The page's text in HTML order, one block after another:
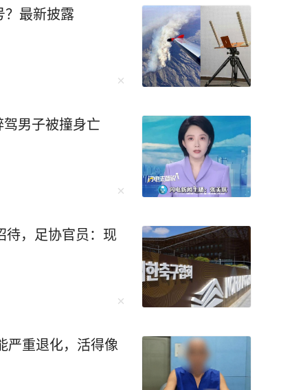
他运用“抽象+具象混搭
，促进理解；联想记忆法、缩略词记忆法
》，同时刺激视觉和听觉，很快就记住了。
猛进，成
额。可李柘远却拒绝了清华的保送，选择裸
建立出了一套适合自己的学习体系。 比
记住背熟了4000个英语单词，超级牛！ 在
”记笔记，用“三个一”精读法快速理解阅读，
造，28岁荣登福布斯精英榜，哈佛校长称他
“院长，谢谢你的赏识，但我来耶鲁是为了
？最新披露
男子被撞身亡
待，足协官员：现
严重退化，活得像